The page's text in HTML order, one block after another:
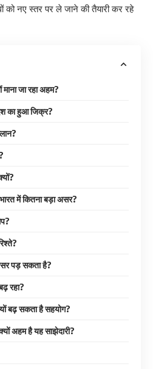
को नए स्तर पर ले जाने की तैयारी कर रहे
जा रहा अहम?
का हुआ जिक्र?
में कितना बड़ा असर?
पड़ सकता है?
रहा?
बढ़ सकता है सहयोग?
अहम है यह साझेदारी?